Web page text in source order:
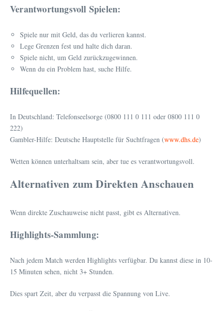
Verantwortungsvoll Spielen:
Spiele nur mit Geld, das du verlieren kannst.
Lege Grenzen fest und halte dich daran.
Spiele nicht, um Geld zurückzugewinnen.
Wenn du ein Problem hast, suche Hilfe.
Hilfequellen:
In Deutschland: Telefonseelsorge (0800 111 0 111 oder 0800 111 0
222)
Gambler-Hilfe: Deutsche Hauptstelle für Suchtfragen (www.dhs.de)
Wetten können unterhaltsam sein, aber tue es verantwortungsvoll.
Alternativen zum Direkten Anschauen
Wenn direkte Zuschauweise nicht passt, gibt es Alternativen.
Highlights-Sammlung:
Nach jedem Match werden Highlights verfügbar. Du kannst diese in 10-
15 Minuten sehen, nicht 3+ Stunden.
Dies spart Zeit, aber du verpasst die Spannung von Live.